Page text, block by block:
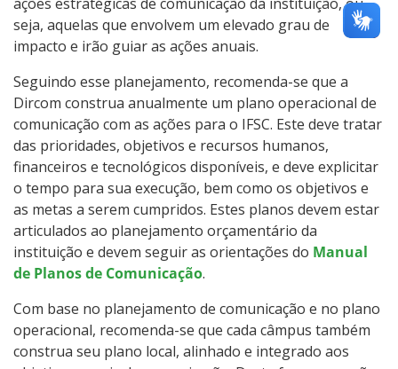
seja, aquelas que envolvem um elevado grau de
impacto e irão guiar as ações anuais.
Seguindo esse planejamento, recomenda-se que a
Dircom construa anualmente um plano operacional de
comunicação com as ações para o IFSC. Este deve tratar
das prioridades, objetivos e recursos humanos,
financeiros e tecnológicos disponíveis, e deve explicitar
o tempo para sua execução, bem como os objetivos e
as metas a serem cumpridos. Estes planos devem estar
articulados ao planejamento orçamentário da
instituição e devem seguir as orientações do Manual
de Planos de Comunicação.
Com base no planejamento de comunicação e no plano
operacional, recomenda-se que cada câmpus também
construa seu plano local, alinhado e integrado aos